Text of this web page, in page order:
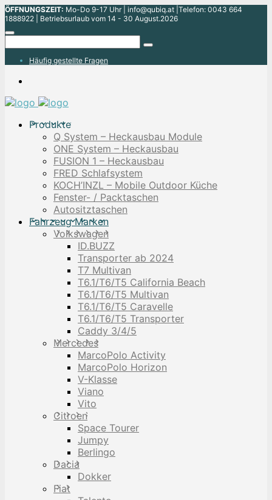
ÖFFNUNGSZEIT: Mo-Do 9-17 Uhr | info@qubiq.at |Telefon: 0043 664
1888922 | Betriebsurlaub vom 14 - 30 August.2026
Häufig gestellte Fragen
Produkte
Q System – Heckausbau Module
ONE System – Heckausbau
FUSION 1 – Heckausbau
FRED Schlafsystem
KOCH’INZL – Mobile Outdoor Küche
Fenster- / Packtaschen
Autositztaschen
Fahrzeug Marken
Volkswagen
ID.BUZZ
Transporter ab 2024
T7 Multivan
T6.1/T6/T5 California Beach
T6.1/T6/T5 Multivan
T6.1/T6/T5 Caravelle
T6.1/T6/T5 Transporter
Caddy 3/4/5
Mercedes
MarcoPolo Activity
MarcoPolo Horizon
V-Klasse
Viano
Vito
Citroen
Space Tourer
Jumpy
Berlingo
Dacia
Dokker
Fiat